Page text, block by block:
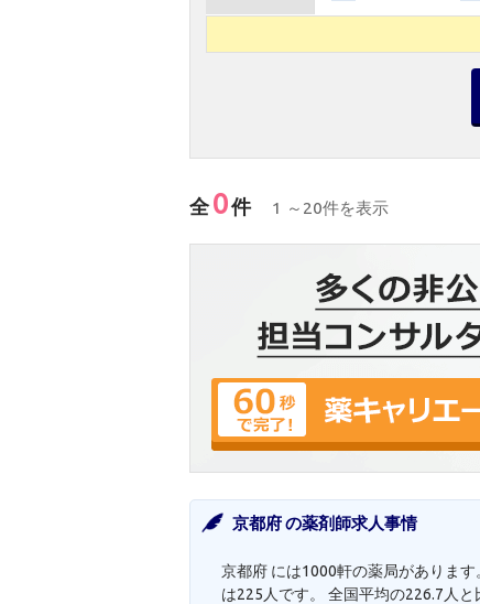
全 0件 1 ～20件を表示
京都府 の薬剤師求人事情
京都府 には1000軒の薬局がありま
は225人です。 全国平均の226.7人